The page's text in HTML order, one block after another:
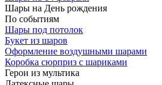
Шары на День рождения
По событиям
Шары под потолок
Букет из шаров
Оформление воздушными шарами
Коробка сюрприз с шариками
Герои из мультика